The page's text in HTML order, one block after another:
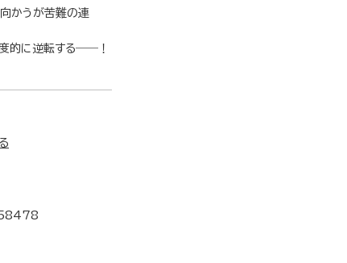
かうが苦難の連
度的に逆転する――！